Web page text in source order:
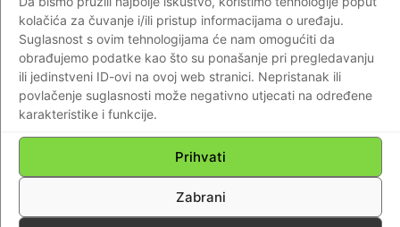
kolačića za čuvanje i/ili pristup informacijama o uređaju.
Suglasnost s ovim tehnologijama će nam omogućiti da
obrađujemo podatke kao što su ponašanje pri pregledavanju
ili jedinstveni ID-ovi na ovoj web stranici. Nepristanak ili
povlačenje suglasnosti može negativno utjecati na određene
karakteristike i funkcije.
Prihvati
Zabrani
Braniteljski portal - 12.09.2017 0
Impressum Kontaktirajte nas Pravila o privatnosti